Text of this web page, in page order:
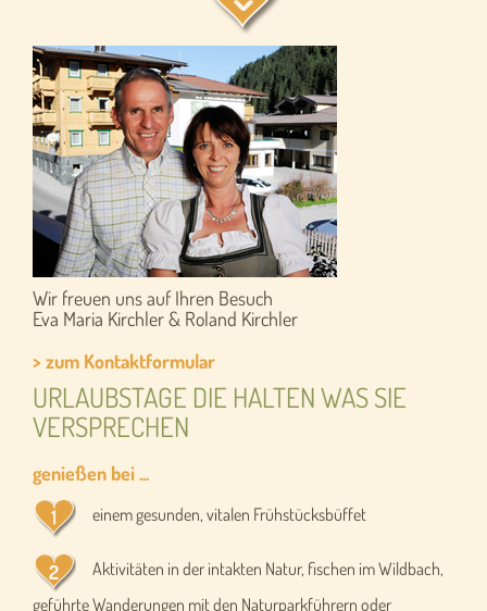
Wir freuen uns auf Ihren Besuch
Eva Maria Kirchler & Roland Kirchler
> zum Kontaktformular
URLAUBSTAGE DIE HALTEN WAS SIE
VERSPRECHEN
genießen bei ...
einem gesunden, vitalen Frühstücksbüffet
Aktivitäten in der intakten Natur, fischen im Wildbach,
geführte Wanderungen mit den Naturparkführern oder